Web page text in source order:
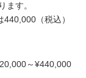
ます。
（税込）
～¥440,000